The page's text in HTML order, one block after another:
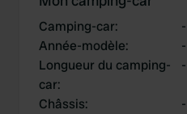
Camping-car:
-
Année-modèle:
-
Longueur du camping-
car:
-
Châssis:
-